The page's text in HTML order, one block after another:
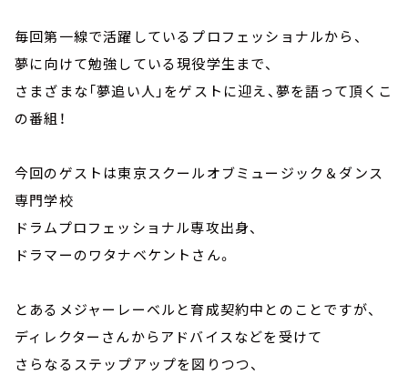
毎回第一線で活躍しているプロフェッショナルから、
夢に向けて勉強している現役学生まで、
さまざまな「夢追い人」をゲストに迎え、夢を語って頂くこ
の番組！
今回のゲストは東京スクールオブミュージック＆ダンス
専門学校
ドラムプロフェッショナル専攻出身、
ドラマーのワタナベケントさん。
とあるメジャーレーベルと育成契約中とのことですが、
ディレクターさんからアドバイスなどを受けて
さらなるステップアップを図りつつ、